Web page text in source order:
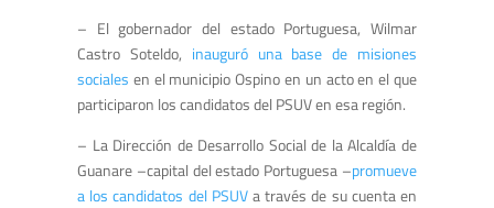
– El gobernador del estado Portuguesa, Wilmar
Castro Soteldo, inauguró una base de misiones
sociales en el municipio Ospino en un acto en el que
participaron los candidatos del PSUV en esa región.
– La Dirección de Desarrollo Social de la Alcaldía de
Guanare –capital del estado Portuguesa –promueve
a los candidatos del PSUVa través de su cuenta en